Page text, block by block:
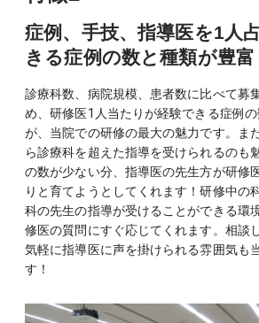
症例、手技、指導医を1人
きる症例の数と種類が豊富
診療科数、病院規模、患者数に比べて募
め、研修医1人当たりが経験できる症例
が、当院での研修の最大の魅力です。ま
ら診療科を超えた指導を受けられるのも
の数が少ない分、指導医の先生方が研修
りと育てようとしてくれます！研修中の
科の先生の指導が受けることができる環
修医の質問にすぐ応じてくれます。相談
気軽に指導医に声を掛けられる雰囲気も
す！